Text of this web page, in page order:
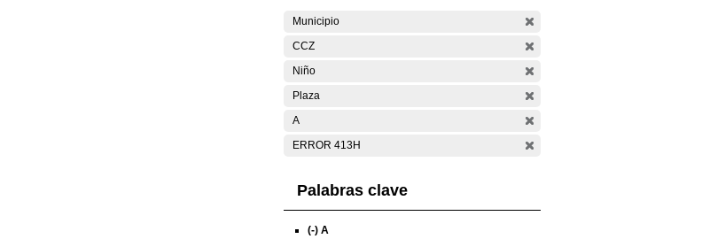
Municipio
CCZ
Niño
Plaza
A
ERROR 413H
Palabras clave
(-) A